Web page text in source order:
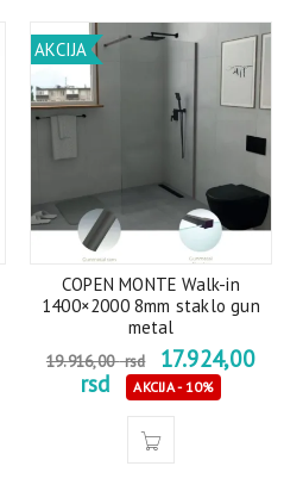
AKCIJA
COPEN MONTE Walk-in
1400×2000 8mm staklo gun
metal
19.916,00rsd
17.924,00
rsd
AKCIJA - 10%